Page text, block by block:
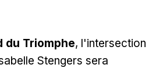
du Triomphe, l'intersection
Stengers sera